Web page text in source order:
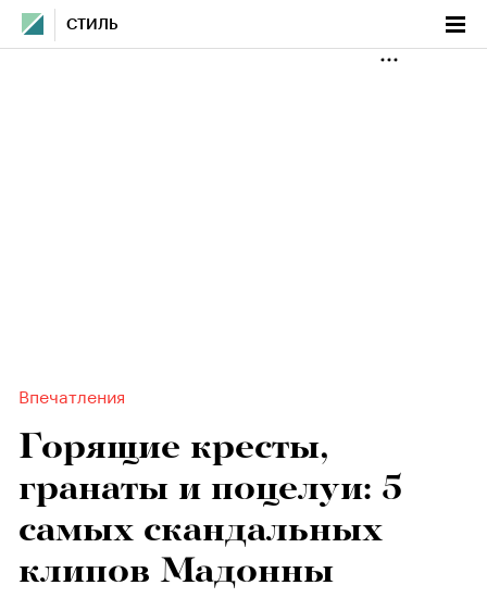
СТИЛЬ
Впечатления
Горящие кресты,
гранаты и поцелуи: 5
самых скандальных
клипов Мадонны